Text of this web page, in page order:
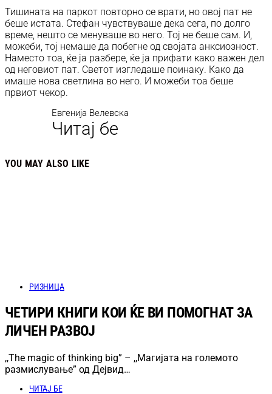
Тишината на паркот повторно се врати, но овој пат не
беше истата. Стефан чувствуваше дека сега, по долго
време, нешто се менуваше во него. Тој не беше сам. И,
можеби, тој немаше да побегне од својата анксиозност.
Наместо тоа, ќе ја разбере, ќе ја прифати како важен дел
од неговиот пат. Светот изгледаше поинаку. Како да
имаше нова светлина во него. И можеби тоа беше
првиот чекор.
Евгенија Велевска
Читај бе
YOU MAY ALSO LIKE
РИЗНИЦА
ЧЕТИРИ КНИГИ КОИ ЌЕ ВИ ПОМОГНАТ ЗА
ЛИЧЕН РАЗВОЈ
,,The magic of thinking big” – ,,Магијата на големото
размислување” од Дejвид…
ЧИТАЈ БЕ